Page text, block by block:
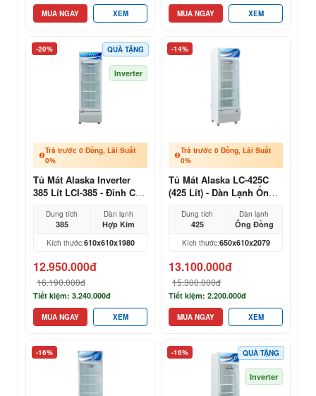
MUA NGAY XEM MUA NGAY XEM
-20% QUÀ TẶNG
Inverter
Trả trước 0 Đồng, Lãi Suất
0%
Tủ Mát Alaska Inverter
385 Lít LCI-385 - Đỉnh Cao
ĐiệnDung tích
385
Dàn lạnh
Hợp Kim
Kích thước:610x610x1980
12.950.000đ
16.190.000đ
Tiết kiệm: 3.240.000đ
MUA NGAY XEM
-14%
Trả trước 0 Đồng, Lãi Suất
0%
Tủ Mát Alaska LC-425C
(425 Lít) - Dàn Lạnh Ống
Dung tích
425
Dàn lạnh
Ống Đồng
Kích thước:650x610x2079
13.100.000đ
15.300.000đ
Tiết kiệm: 2.200.000đ
MUA NGAY XEM
-16% -16% QUÀ TẶNG
Inverter